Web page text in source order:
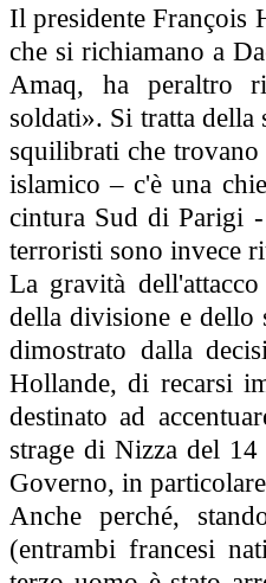
Il presidente François
che si richiamano a
Amaq, ha peraltro
soldati». Si tratta
squilibrati che
islamico – c'è una
cintura Sud di Parigi
terroristi sono invece
La gravità
della divisione e dello
dimostrato dalla
Hollande, di recarsi
destinato ad
strage di Nizza del
Governo, in
Anche perché,
(entrambi francesi